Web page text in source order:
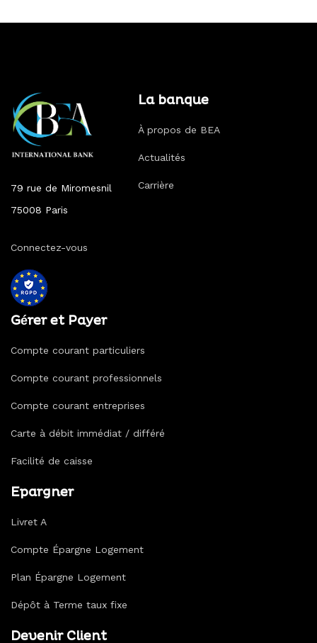
79 rue de Miromesnil
75008 Paris
Connectez-vous
La banque
À propos de BEA
Actualités
Carrière
Gérer et Payer
Compte courant particuliers
Compte courant professionnels
Compte courant entreprises
Carte à débit immédiat / différé
Facilité de caisse
Epargner
Livret A
Compte Épargne Logement
Plan Épargne Logement
Dépôt à Terme taux fixe
Devenir Client